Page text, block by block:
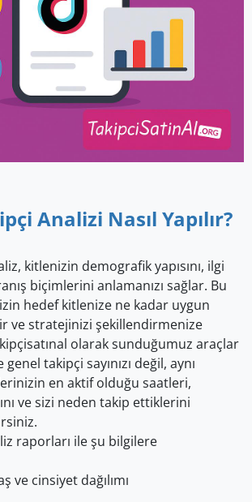
Analizi Nasıl Yapılır?
kitlenizin demografik yapısını, ilgi
biçimlerini anlamanızı sağlar. Bu
hedef kitlenize ne kadar uygun
ve stratejinizi şekillendirmenize
olarak sunduğumuz araçlar
takipçi sayınızı değil, aynı
en aktif olduğu saatleri,
ve sizi neden takip ettiklerini
raporları ile şu bilgilere
ve cinsiyet dağılımı